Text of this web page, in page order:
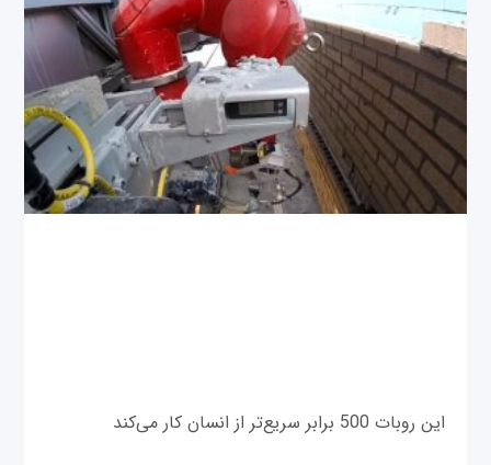
این روبات 500 برابر سریع‌تر از انسان کار می‌کند